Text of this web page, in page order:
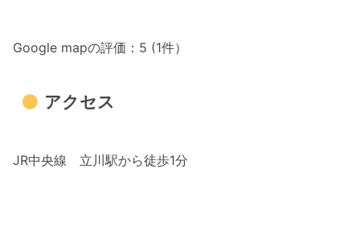
Google mapの評価：5 (1件）
アクセス
JR中央線 立川駅から徒歩1分